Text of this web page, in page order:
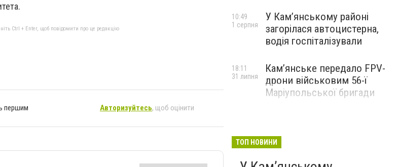
Ctrl + Enter, щоб повідомити про це редакцію
першим Авторизуйтесь, щоб оцінити
У Кам’янському районі
загорілася автоцистерна,
водія госпіталізували
10:49
1 серпня
Кам’янське передало FPV-
дрони військовим 56-ї
Маріупольської бригади
18:11
31 липня
ТОП НОВИНИ